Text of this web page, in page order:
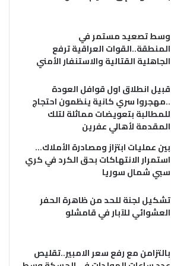
وسط تصعيد مستمر في
المنطقة..القوات العراقية ترفع
الجاهلية القتالية والاستنفار الأمني
قبيل انطلاق اول قوافل العودة
..مهجروا سري كانية ينظمون احتجاج
للمطالبة بتعويضات مماثلة لتلك
المقدمة لأهالي عفرين
بين عمليات ابتزاز ومصادرة الأملاك…
استمرار الانتهاكات بحق الكرد في كري
سبي شمال سوريا
تشكيل لجنة للحد من ظاهرة الحفر
العشوائي للآبار في قامشلو
بالتزامن مع رفع سعر الامبير..تقليص